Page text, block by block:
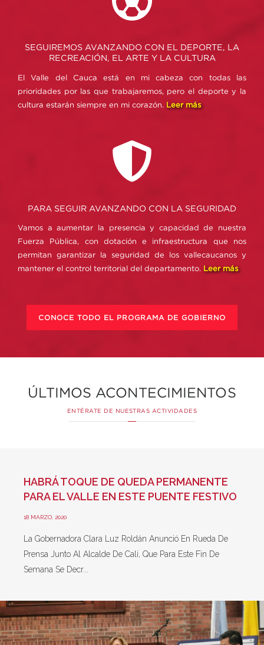
SEGUIREMOS AVANZANDO CON EL DEPORTE, LA
RECREACIÓN, EL ARTE Y LA CULTURA
El Valle del Cauca está en mi cabeza con todas las
prioridades por las que trabajaremos, pero el deporte y la
cultura estarán siempre en mi corazón. Leer más
PARA SEGUIR AVANZANDO CON LA SEGURIDAD
Vamos a aumentar la presencia y capacidad de nuestra
Fuerza Pública, con dotación e infraestructura que nos
permitan garantizar la seguridad de los vallecaucanos y
mantener el control territorial del departamento. Leer más
CONOCE TODO EL PROGRAMA DE GOBIERNO
ÚLTIMOS ACONTECIMIENTOS
ENTÉRATE DE NUESTRAS ACTIVIDADES
HABRÁ TOQUE DE QUEDA PERMANENTE
PARA EL VALLE EN ESTE PUENTE FESTIVO
18 MARZO, 2020
La Gobernadora Clara Luz Roldán Anunció En Rueda De
Prensa Junto Al Alcalde De Cali, Que Para Este Fin De
Semana Se Decr...